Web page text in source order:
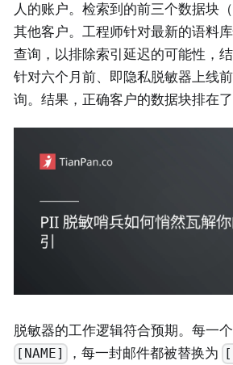
人的账户。检索到的前三个数据块
其他客户。工程师针对最新的语料
查询，以排除索引延迟的可能性，
针对六个月前、即隐私脱敏器上线
询。结果，正确客户的数据块排在了
脱敏器的工作逻辑符合预期。每一
[NAME] ，每一封邮件都被替换为